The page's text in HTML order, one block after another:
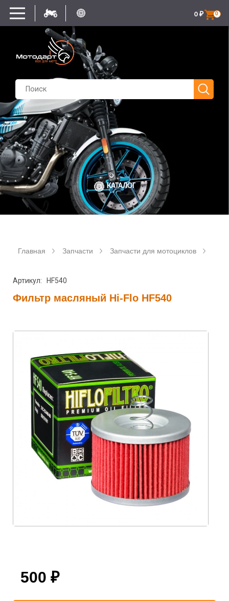
0
0 ₽
КАТАЛОГ
Главная Запчасти Запчасти для мотоциклов
Артикул: HF540
Фильтр масляный Hi-Flo HF540
500 ₽